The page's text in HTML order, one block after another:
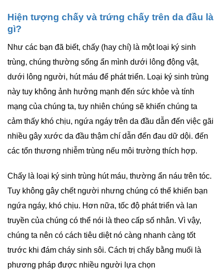
Hiện tượng chấy và trứng chấy trên da đầu là
gì?
Như các bạn đã biết, chấy (hay chí) là một loại ký sinh
trùng, chúng thường sống ẩn mình dưới lông động vật,
dưới lông người, hút máu để phát triển. Loại ký sinh trùng
này tuy không ảnh hưởng mạnh đến sức khỏe và tính
mạng của chúng ta, tuy nhiên chúng sẽ khiến chúng ta
cảm thấy khó chịu, ngứa ngáy trên da đầu dẫn đến việc gãi
nhiều gây xước da đầu thậm chí dẫn đến đau dữ dội. đến
các tổn thương nhiễm trùng nếu môi trường thích hợp.
Chấy là loại ký sinh trùng hút máu, thường ẩn náu trên tóc.
Tuy không gây chết người nhưng chúng có thể khiến bạn
ngứa ngáy, khó chịu. Hơn nữa, tốc độ phát triển và lan
truyền của chúng có thể nói là theo cấp số nhân. Vì vậy,
chúng ta nên có cách tiêu diệt nó càng nhanh càng tốt
trước khi đám cháy sinh sôi. Cách trị chấy bằng muối là
phương pháp được nhiều người lựa chọn